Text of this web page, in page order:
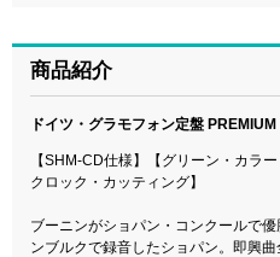
商品紹介
ドイツ・グラモフォン定盤 PREMIUM
【SHM-CD仕様】【グリーン・カラ
クロック・カッティング】
ブーニンがショパン・コンクールで
ンブルクで録音したショパン。即興